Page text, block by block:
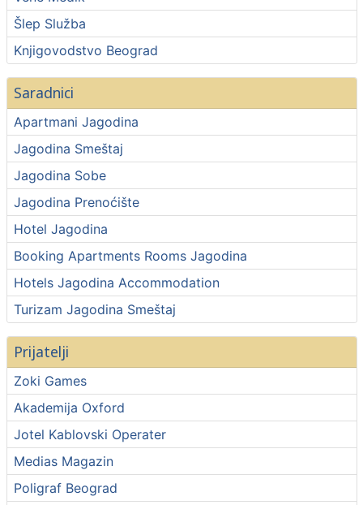
Šlep Služba
Knjigovodstvo Beograd
Saradnici
Apartmani Jagodina
Jagodina Smeštaj
Jagodina Sobe
Jagodina Prenoćište
Hotel Jagodina
Booking Apartments Rooms Jagodina
Hotels Jagodina Accommodation
Turizam Jagodina Smeštaj
Prijatelji
Zoki Games
Akademija Oxford
Jotel Kablovski Operater
Medias Magazin
Poligraf Beograd